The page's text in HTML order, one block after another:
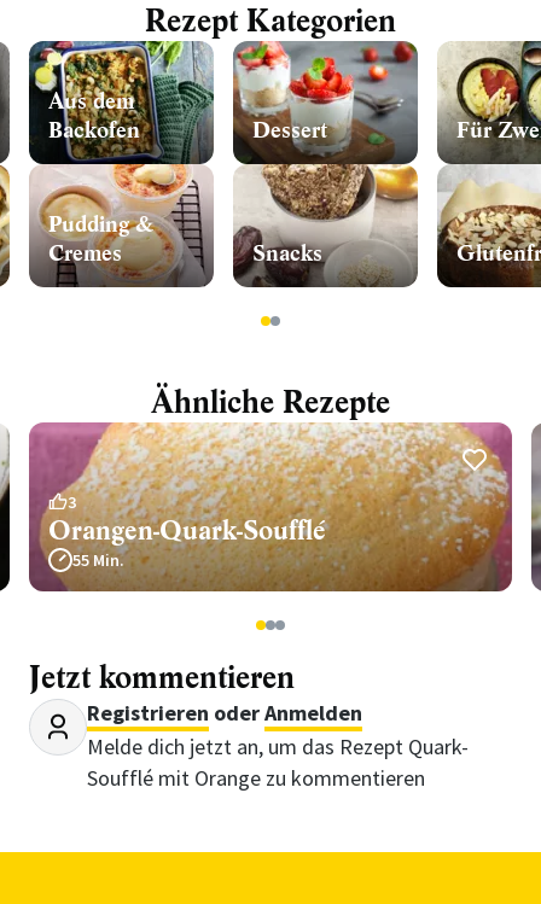
Rezept Kategorien
Aus dem
Backofen
Pudding &
Cremes
Dessert
Snacks
Für
12
Ähnliche Rezepte
3
Orangen-Quark-Soufflé
55 Min.
123
Jetzt kommentieren
Registrieren oderAnmelden
Melde dich jetzt an, um das Rezept Quark-
Soufflé mit Orange zu kommentieren